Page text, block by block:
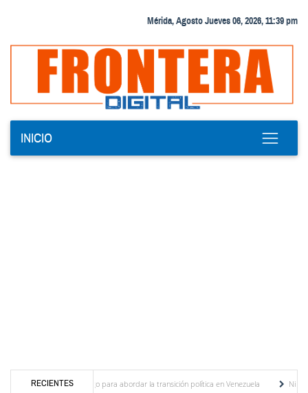
Mérida, Agosto Jueves 06, 2026, 11:39 pm
INICIO
RECIENTES
diálogo para abordar la transición política en Venezuela
Niños de